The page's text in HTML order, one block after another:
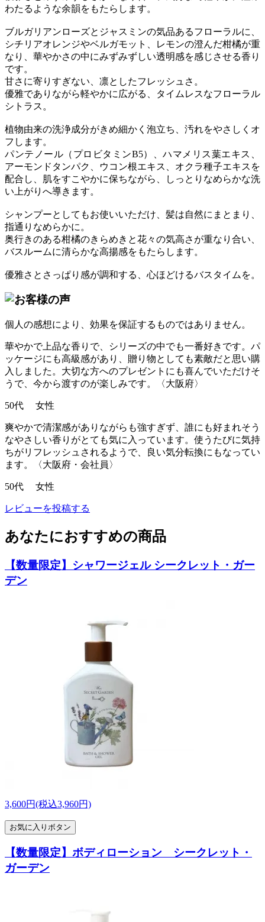
わたるような余韻をもたらします。
ブルガリアンローズとジャスミンの気品あるフローラルに、
シチリアオレンジやベルガモット、レモンの澄んだ柑橘が重
なり、華やかさの中にみずみずしい透明感を感じさせる香り
です。
甘さに寄りすぎない、凛としたフレッシュさ。
優雅でありながら軽やかに広がる、タイムレスなフローラル
シトラス。
植物由来の洗浄成分がきめ細かく泡立ち、汚れをやさしくオ
フします。
パンテノール（プロビタミンB5）、ハマメリス葉エキス、
アーモンドタンパク、ウコン根エキス、オクラ種子エキスを
配合し、肌をすこやかに保ちながら、しっとりなめらかな洗
い上がりへ導きます。
シャンプーとしてもお使いいただけ、髪は自然にまとまり、
指通りなめらかに。
奥行きのある柑橘のきらめきと花々の気高さが重なり合い、
バスルームに清らかな高揚感をもたらします。
優雅さとさっぱり感が調和する、心ほどけるバスタイムを。
個人の感想により、効果を保証するものではありません。
華やかで上品な香りで、シリーズの中でも一番好きです。パ
ッケージにも高級感があり、贈り物としても素敵だと思い購
入しました。大切な方へのプレゼントにも喜んでいただけそ
うで、今から渡すのが楽しみです。〈大阪府〉
50代 女性
爽やかで清潔感がありながらも強すぎず、誰にも好まれそう
なやさしい香りがとても気に入っています。使うたびに気持
ちがリフレッシュされるようで、良い気分転換にもなってい
ます。〈大阪府・会社員〉
50代 女性
レビューを投稿する
あなたにおすすめの商品
【数量限定】シャワージェル シークレット・ガー
デン
3,600円(税込3,960円)
お気に入りボタン
【数量限定】ボディローション シークレット・
ガーデン